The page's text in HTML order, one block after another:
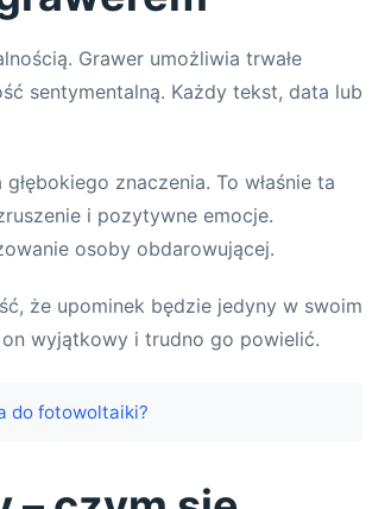
Grawer umożliwia trwałe
sentymentalną. Każdy tekst, data lub
znaczenia. To właśnie ta
i pozytywne emocje.
osoby obdarowującej.
że upominek będzie jedyny w swoim
wyjątkowy i trudno go powielić.
do fotowoltaiki?